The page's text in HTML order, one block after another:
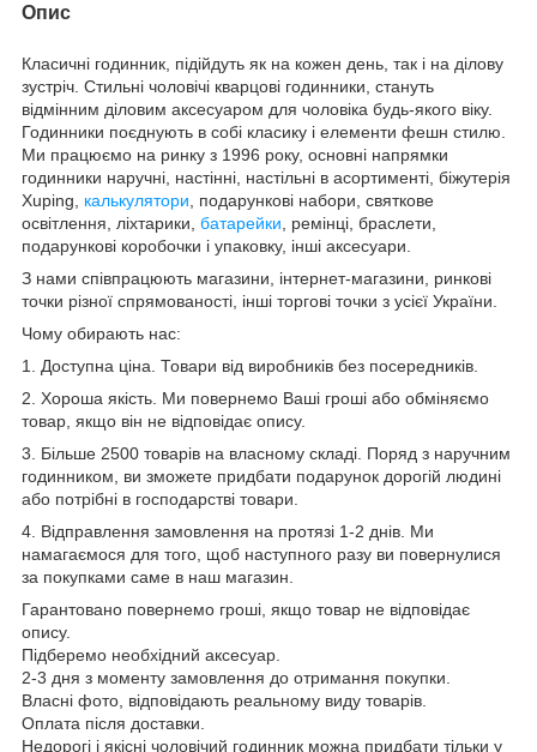
Опис
Класичні годинник, підійдуть як на кожен день, так і на ділову
зустріч. Стильні чоловічі кварцові годинники, стануть
відмінним діловим аксесуаром для чоловіка будь-якого віку.
Годинники поєднують в собі класику і елементи фешн стилю.
Ми працюємо на ринку з 1996 року, основні напрямки
годинники наручні, настінні, настільні в асортименті, біжутерія
Xuping, калькулятори , подарункові набори, святкове
освітлення, ліхтарики, батарейки , ремінці, браслети,
подарункові коробочки і упаковку, інші аксесуари.
З нами співпрацюють магазини, інтернет-магазини, ринкові
точки різної спрямованості, інші торгові точки з усієї України.
Чому обирають нас:
1. Доступна ціна. Товари від виробників без посередників.
2. Хороша якість. Ми повернемо Ваші гроші або обміняємо
товар, якщо він не відповідає опису.
3. Більше 2500 товарів на власному складі. Поряд з наручним
годинником, ви зможете придбати подарунок дорогій людині
або потрібні в господарстві товари.
4. Відправлення замовлення на протязі 1-2 днів. Ми
намагаємося для того, щоб наступного разу ви повернулися
за покупками саме в наш магазин.
Гарантовано повернемо гроші, якщо товар не відповідає
опису.
Підберемо необхідний аксесуар.
2-3 дня з моменту замовлення до отримання покупки.
Власні фото, відповідають реальному виду товарів.
Оплата після доставки.
Недорогі і якісні чоловічий годинник можна придбати тільки у